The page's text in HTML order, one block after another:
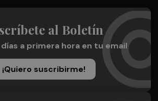
al Boletín
a primera hora en tu email
¡Quiero suscribirme!